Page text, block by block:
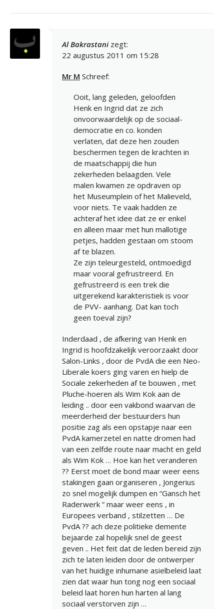
Al Bakrastani zegt:
22 augustus 2011 om 15:28
Mr M Schreef:
Ooit, lang geleden, geloofden
Henk en Ingrid dat ze zich
onvoorwaardelijk op de sociaal-
democratie en co. konden
verlaten, dat deze hen zouden
beschermen tegen de krachten in
de maatschappij die hun
zekerheden belaagden. Vele
malen kwamen ze opdraven op
het Museumplein of het Malieveld,
voor niets. Te vaak hadden ze
achteraf het idee dat ze er enkel
en alleen maar met hun mallotige
petjes, hadden gestaan om stoom
af te blazen.
Ze zijn teleurgesteld, ontmoedigd
maar vooral gefrustreerd. En
gefrustreerd is een trek die
uitgerekend karakteristiek is voor
de PVV- aanhang. Dat kan toch
geen toeval zijn?
Inderdaad , de afkering van Henk en
Ingrid is hoofdzakelijk veroorzaakt door
Salon-Links , door de PvdA die een Neo-
Liberale koers ging varen en hielp de
Sociale zekerheden af te bouwen , met
Pluche-hoeren als Wim Kok aan de
leiding .. door een vakbond waarvan de
meerderheid der bestuurders hun
positie zag als een opstapje naar een
PvdA kamerzetel en natte dromen had
van een zelfde route naar macht en geld
als Wim Kok … Hoe kan het veranderen
?? Eerst moet de bond maar weer eens
stakingen gaan organiseren , Jongerius
zo snel mogelijk dumpen en “Gansch het
Raderwerk ” maar weer eens , in
Europees verband , stilzetten … De
PvdA ?? ach deze politieke demente
bejaarde zal hopelijk snel de geest
geven .. Het feit dat de leden bereid zijn
zich te laten leiden door de ontwerper
van het huidige inhumane asielbeleid laat
zien dat waar hun tong nog een sociaal
beleid laat horen hun harten al lang
sociaal verstorven zijn …